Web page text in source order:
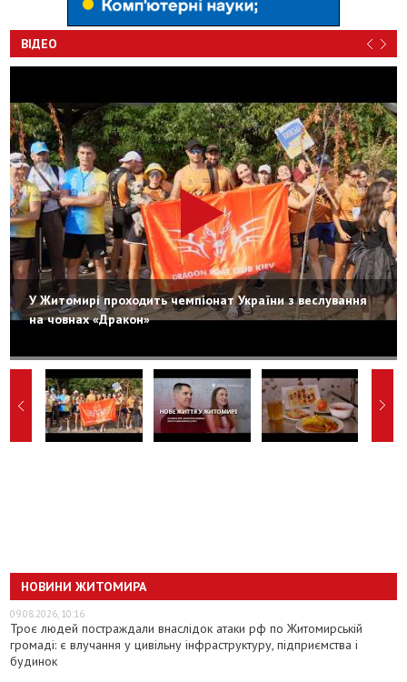
ВІДЕО
У Житомирі проходить чемпіонат України з веслування
на човнах «Дракон»
НОВИНИ ЖИТОМИРА
09.08.2026, 10:16
Троє людей постраждали внаслідок атаки рф по Житомирській
громаді: є влучання у цивільну інфраструктуру, підприємства і
будинок